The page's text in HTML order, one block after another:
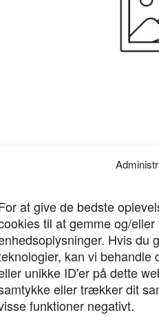
at give de bedste
til at gemme og/
Hvis du
kan vi
unikke ID'er på dette
eller trækker dit
funktioner negativt.
1750,- ekskl. moms